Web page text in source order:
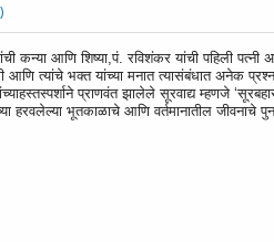
कन्या आणि शिष्या,पं. रविशंकर यांची पहिली
त्यांचे भक्त यांच्या मनात त्यासंबंधात अनेक
प्राणवंत झालेले सूरवाद्य म्हणजे
हरवलेल्या भूतकाळाचे आणि वर्तमानातील